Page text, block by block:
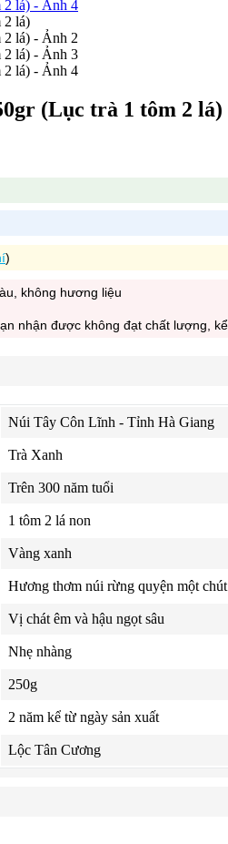
(Lục trà 1 tôm 2 lá)
)
không hương liệu
nhận được không đạt chất lượng,
Núi Tây Côn Lĩnh - Tỉnh Hà Giang
Trà Xanh
Trên 300 năm tuổi
1 tôm 2 lá non
Vàng xanh
Hương thơm núi rừng quyện một
Vị chát êm và hậu ngọt sâu
Nhẹ nhàng
250g
2 năm kể từ ngày sản xuất
Lộc Tân Cương